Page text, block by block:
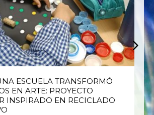
ESCUELA TRANSFORMÓ
EN ARTE: PROYECTO
INSPIRADO EN RECICLADO